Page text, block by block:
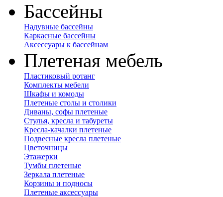
Бассейны
Надувные бассейны
Каркасные бассейны
Аксессуары к бассейнам
Плетеная мебель
Пластиковый ротанг
Комплекты мебели
Шкафы и комоды
Плетеные столы и столики
Диваны, софы плетеные
Стулья, кресла и табуреты
Кресла-качалки плетеные
Подвесные кресла плетеные
Цветочницы
Этажерки
Тумбы плетеные
Зеркала плетеные
Корзины и подносы
Плетеные аксессуары